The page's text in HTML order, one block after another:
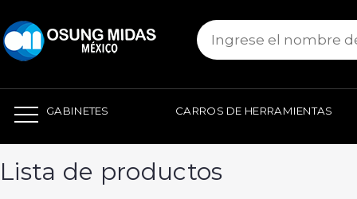
GABINETES CARROS DE HERRAMIENTAS
Lista de productos